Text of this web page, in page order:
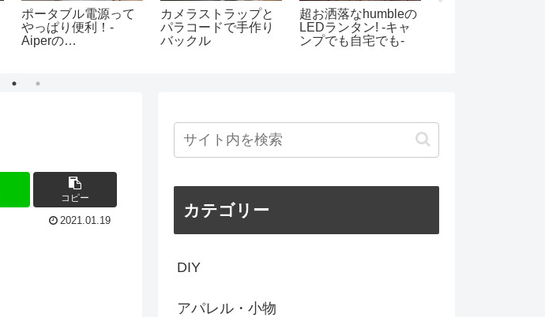
GIMMICKの2WAYコ
ットがキャンプで大
活躍
ヘキサライトの二股
化-純正アジャスタブ
ルタープポールエク
NEMO ヘキサライト
6pの初張をしてみて
コピー
2021.01.19
カテゴリー
DIY
アパレル・小物